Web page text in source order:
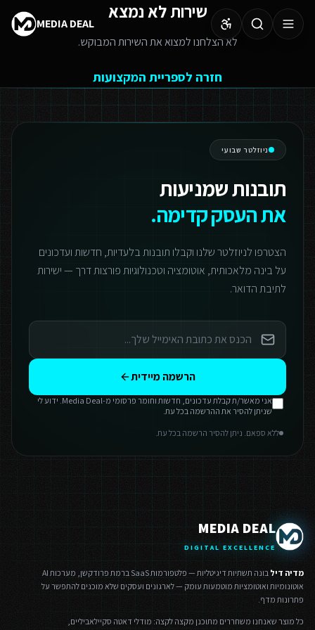
MEDIA DEAL
שירות לא נמצא
לא הצלחנו למצוא את השירות המבוקש.
חזרה לספריית המקצועות
ניוזלטר שבועי
תובנות שמניעות
את העסק קדימה.
הצטרפו לניוזלטר שלנו וקבלו תובנות בלעדיות, חדשות ועדכונים
על בינה מלאכותית, אוטומציה וטכנולוגיות פורצות דרך — ישירות
לתיבת הדואר.
הרשמה מיידית
אני מאשר/ת קבלת עדכונים, חדשות וחומר פרסומי מ-Media Deal. ידוע לי
שניתן להסיר את ההרשמה בכל עת.
ללא ספאם. ניתן להסיר הרשמה בכל עת.
MEDIA DEAL
DIGITAL EXCELLENCE
מדיה דיל
בונה תשתיות דיגיטליות — פלטפורמות SaaS ברמת פרודקשן, מערכות AI
אוטונומיות ואוטומציות מוטמעות עומק — לארגונים ועסקים שלא מוכנים להתפשר על
פתרונות מדף.
כל מוצר שאנחנו משחררים מתוכנן מקצה לקצה: מודלי דאטה סקיילאביליים,